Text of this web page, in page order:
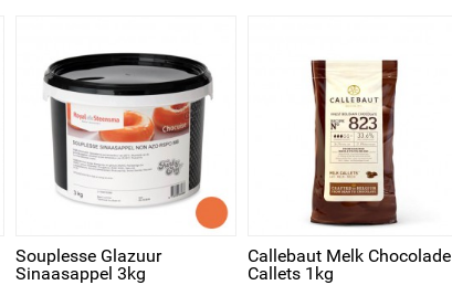
Souplesse Glazuur
Sinaasappel 3kg
Snel bekijken
Callebaut Melk Chocolade
Callets 1kg
Snel bekijken